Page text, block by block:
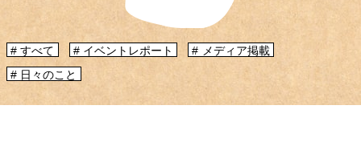
「大川村ってどんなとこ？」聞いたこともみたこともないぞ？という大川村
初心者のかたに、大川村へ来るための道のりや、心構えなどをご紹介！
すべて イベントレポート
メディア掲載
日々のこと